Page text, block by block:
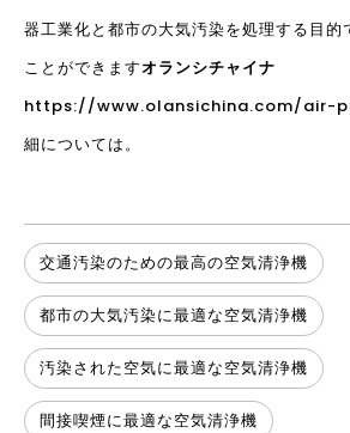
器工業化と都市の大気汚染を処理する目的
ことができますオランシチャイナ
https://www.olansichina.com/air-
細については。
交通汚染のための最高の空気清浄機
都市の大気汚染に最適な空気清浄機
汚染された空気に最適な空気清浄機
間接喫煙に最適な空気清浄機